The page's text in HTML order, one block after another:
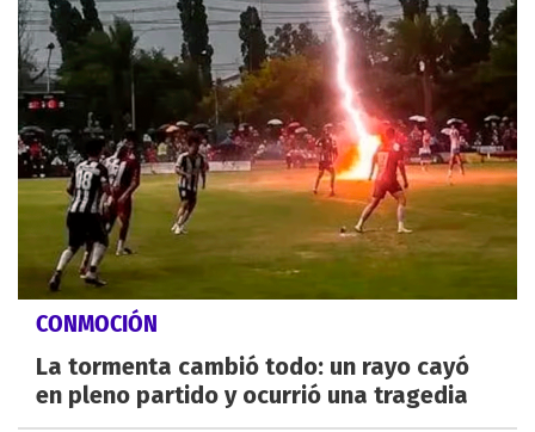
CONMOCIÓN
La tormenta cambió todo: un rayo cayó
en pleno partido y ocurrió una tragedia